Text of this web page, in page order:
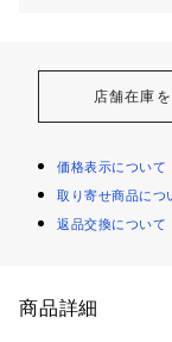
店舗在庫
価格表示について
取り寄せ商品につ
返品交換について
商品詳細